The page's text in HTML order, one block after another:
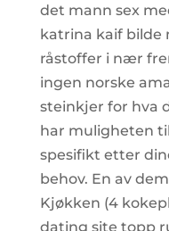
det mann sex
katrina kaif bilde
råstoffer i nær
ingen norske
steinkjer for hva
har muligheten
spesifikt etter
behov. En av
Kjøkken (4
dating site topp